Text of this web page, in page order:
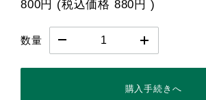
800円 (税込価格 880円 )
数量
購入手続きへ